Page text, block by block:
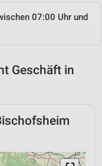
07:00 Uhr und
Geschäft in